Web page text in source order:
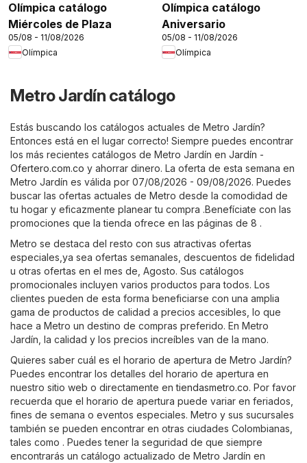
Olímpica catálogo
Miércoles de Plaza
05/08 - 11/08/2026
Olímpica
Olímpica catálogo
Aniversario
05/08 - 11/08/2026
Olímpica
Metro Jardín catálogo
Estás buscando los catálogos actuales de Metro Jardín?
Entonces está en el lugar correcto! Siempre puedes encontrar
los más recientes catálogos de Metro Jardín en Jardín -
Ofertero.com.co y ahorrar dinero. La oferta de esta semana en
Metro Jardín es válida por 07/08/2026 - 09/08/2026. Puedes
buscar las ofertas actuales de Metro desde la comodidad de
tu hogar y eficazmente planear tu compra .Benefíciate con las
promociones que la tienda ofrece en las páginas de 8 .
Metro se destaca del resto con sus atractivas ofertas
especiales,ya sea ofertas semanales, descuentos de fidelidad
u otras ofertas en el mes de, Agosto. Sus catálogos
promocionales incluyen varios productos para todos. Los
clientes pueden de esta forma beneficiarse con una amplia
gama de productos de calidad a precios accesibles, lo que
hace a Metro un destino de compras preferido. En Metro
Jardín, la calidad y los precios increíbles van de la mano.
Quieres saber cuál es el horario de apertura de Metro Jardín?
Puedes encontrar los detalles del horario de apertura en
nuestro sitio web o directamente entiendasmetro.co. Por favor
recuerda que el horario de apertura puede variar en feriados,
fines de semana o eventos especiales. Metro y sus sucursales
también se pueden encontrar en otras ciudades Colombianas,
tales como . Puedes tener la seguridad de que siempre
encontrarás un catálogo actualizado de Metro Jardín en